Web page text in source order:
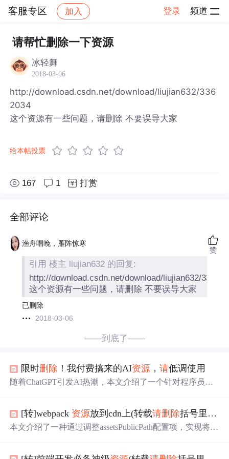
客服专区 加入 登录 频道
社区 客服专区 帖子详情
请帮忙删除一下资源
冰轻舞
2018-03-06
http://download.csdn.net/download/liujian632/336
2034
这个资源有一些问题，请删除 不要误导大家
给本帖投票
167 1 打赏
全部评论
渔舟唱晚，雁阵惊寒
引用 楼主 liujian632 的回复:
http://download.csdn.net/download/liujian632/
这个资源有一些问题，请删除 不要误导大家
已删除
2018-03-06
赞
——到底了——
限时删除 ！我付费搞来的AI资源 ，请低调使用
随着ChatGPT引发AI热潮，本文介绍了一个针对程序员的
初学者快速进阶。,
[转]webpack 资源放到cdn上(转载请删除括号里的内容)
本文介绍了一种通过调整assetsPublicPath配置项，实现将项